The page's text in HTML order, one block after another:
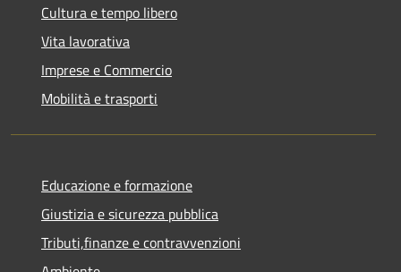
Cultura e tempo libero
Vita lavorativa
Imprese e Commercio
Mobilità e trasporti
Educazione e formazione
Giustizia e sicurezza pubblica
Tributi,finanze e contravvenzioni